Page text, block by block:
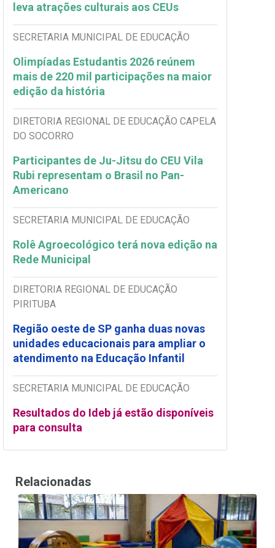
leva atrações culturais aos CEUs
SECRETARIA MUNICIPAL DE EDUCAÇÃO
Olimpíadas Estudantis 2026 reúnem
mais de 220 mil participações na maior
edição da história
DIRETORIA REGIONAL DE EDUCAÇÃO CAPELA
DO SOCORRO
Participantes de Ju-Jitsu do CEU Vila
Rubi representam o Brasil no Pan-
Americano
SECRETARIA MUNICIPAL DE EDUCAÇÃO
Rolê Agroecológico terá nova edição na
Rede Municipal
DIRETORIA REGIONAL DE EDUCAÇÃO
PIRITUBA
Região oeste de SP ganha duas novas
unidades educacionais para ampliar o
atendimento na Educação Infantil
SECRETARIA MUNICIPAL DE EDUCAÇÃO
Resultados do Ideb já estão disponíveis
para consulta
Relacionadas